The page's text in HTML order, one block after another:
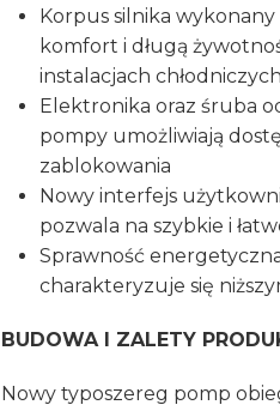
Korpus silnika
komfort i długą
instalacjach chłodniczych
Elektronika oraz śruba
pompy umożliwiają
zablokowania
Nowy interfejs
pozwala na szybkie i
Sprawność
charakteryzuje się
BUDOWA I ZALETY
Nowy typoszereg pomp